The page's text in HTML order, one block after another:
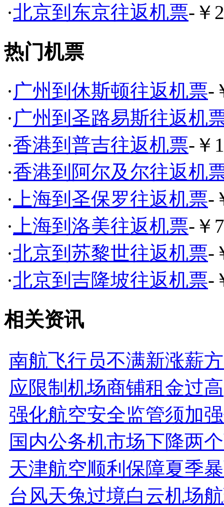
·北京到东京往返机票-￥
热门机票
·广州到休斯顿往返机票-
·广州到圣路易斯往返机
·香港到普吉往返机票-￥
·香港到阿尔及尔往返机
· 上海到圣保罗往返机票-
· 上海到洛美往返机票-￥
·北京到苏黎世往返机票-
·北京到吉隆坡往返机票-
相关资讯
南航飞行员不满新涨薪
应限制机场商铺租金过高
强化航空安全监管须加
国内公务机市场下降两
天津航空顺利保障夏季
台风天兔过境白云机场